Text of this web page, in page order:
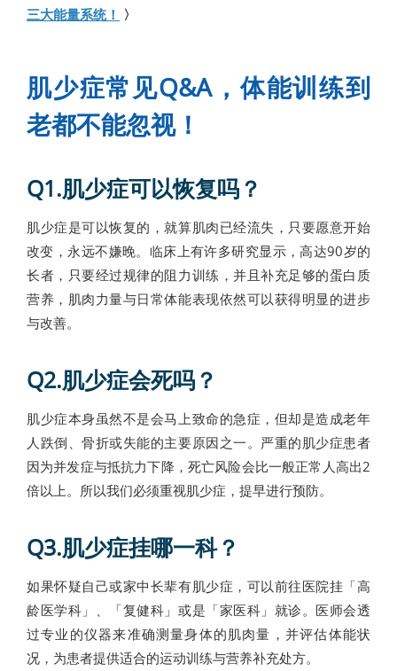
三大能量系统！ 〉
肌少症常见Q&A，体能训练到
老都不能忽视！
Q1.肌少症可以恢复吗？
肌少症是可以恢复的，就算肌肉已经流失，只要愿意开始
改变，永远不嫌晚。临床上有许多研究显示，高达90岁的
长者，只要经过规律的阻力训练，并且补充足够的蛋白质
营养，肌肉力量与日常体能表现依然可以获得明显的进步
与改善。
Q2.肌少症会死吗？
肌少症本身虽然不是会马上致命的急症，但却是造成老年
人跌倒、骨折或失能的主要原因之一。严重的肌少症患者
因为并发症与抵抗力下降，死亡风险会比一般正常人高出2
倍以上。所以我们必须重视肌少症，提早进行预防。
Q3.肌少症挂哪一科？
如果怀疑自己或家中长辈有肌少症，可以前往医院挂「高
龄医学科」、「复健科」或是「家医科」就诊。医师会透
过专业的仪器来准确测量身体的肌肉量，并评估体能状
况，为患者提供适合的运动训练与营养补充处方。